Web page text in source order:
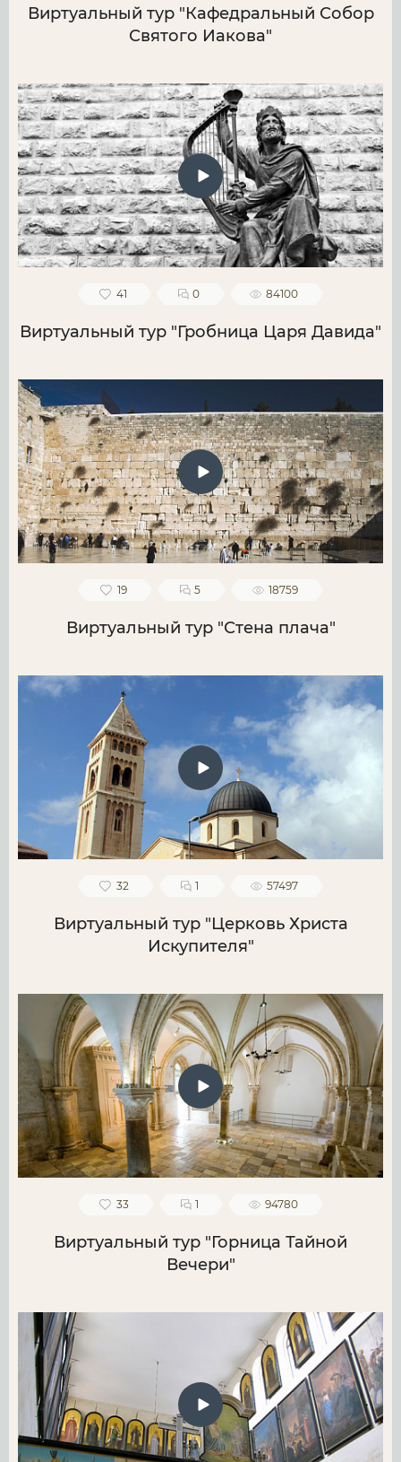
Виртуальный тур "Кафедральный Собор
Святого Иакова"
41 0 84100
Виртуальный тур "Гробница Царя Давида"
19 5 18759
Виртуальный тур "Стена плача"
32 1 57497
Виртуальный тур "Церковь Христа
Искупителя"
33 1 94780
Виртуальный тур "Горница Тайной
Вечери"